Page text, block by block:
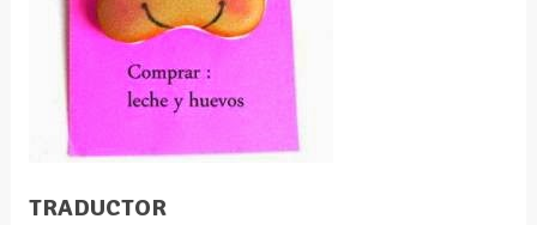
TRADUCTOR